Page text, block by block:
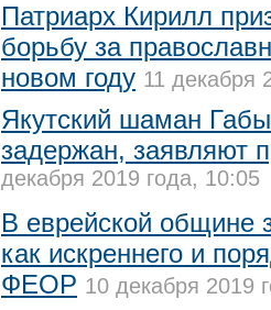
Патриарх Кирилл
борьбу за
новом году 11 декабря
Якутский шаман
задержан, заявляют
декабря 2019 года, 10:05
В еврейской общине
как искреннего и
ФЕОР 10 декабря 2019